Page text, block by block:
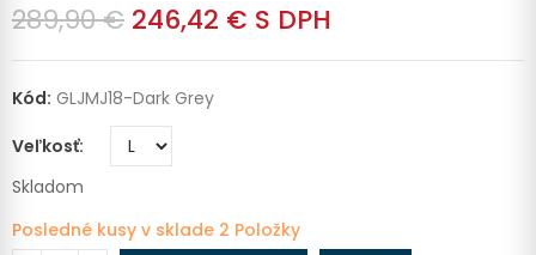
289,90 € 246,42 € S DPH
Kód: GLJMJ18-Dark Grey
Veľkosť
Skladom
Posledné kusy v sklade 2 Položky